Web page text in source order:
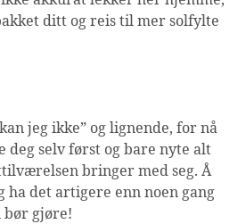
ditt og reis til mer solfylte
jeg ikke” og lignende, for nå
deg selv først og bare nyte alt
bringer med seg. Å
ha det artigere enn noen gang
bør gjøre!